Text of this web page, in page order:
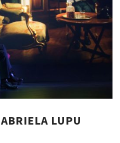
LUPU